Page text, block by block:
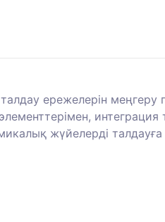
ережелерін меңгеру
жүйелерді